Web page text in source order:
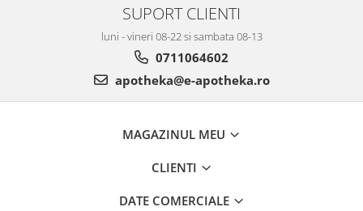
SUPORT CLIENTI
luni - vineri 08-22 si sambata 08-13
0711064602
apotheka@e-apotheka.ro
MAGAZINUL MEU
CLIENTI
DATE COMERCIALE